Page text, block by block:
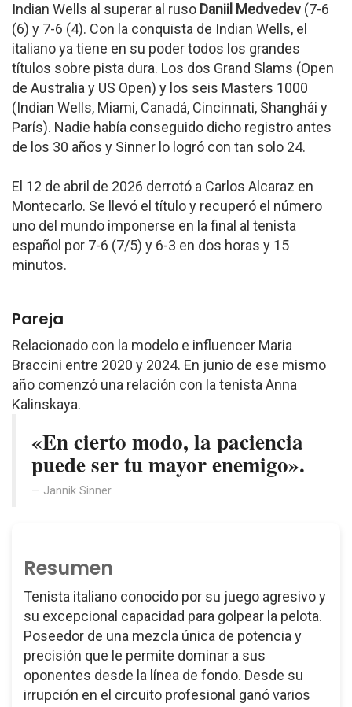
Indian Wells al superar al ruso Daniil Medvedev(7-6
(6) y 7-6 (4). Con la conquista de Indian Wells, el
italiano ya tiene en su poder todos los grandes
títulos sobre pista dura. Los dos Grand Slams (Open
de Australia y US Open) y los seis Masters 1000
(Indian Wells, Miami, Canadá, Cincinnati, Shanghái y
París). Nadie había conseguido dicho registro antes
de los 30 años y Sinner lo logró con tan solo 24.
El 12 de abril de 2026 derrotó a Carlos Alcaraz en
Montecarlo. Se llevó el título y recuperó el número
uno del mundo imponerse en la final al tenista
español por 7-6 (7/5) y 6-3 en dos horas y 15
minutos.
Pareja
Relacionado con la modelo e influencer Maria
Braccini entre 2020 y 2024. En junio de ese mismo
año comenzó una relación con la tenista Anna
Kalinskaya.
«En cierto modo, la paciencia
puede ser tu mayor enemigo».
Jannik Sinner
Resumen
Tenista italiano conocido por su juego agresivo y
su excepcional capacidad para golpear la pelota.
Poseedor de una mezcla única de potencia y
precisión que le permite dominar a sus
oponentes desde la línea de fondo. Desde su
irrupción en el circuito profesional ganó varios